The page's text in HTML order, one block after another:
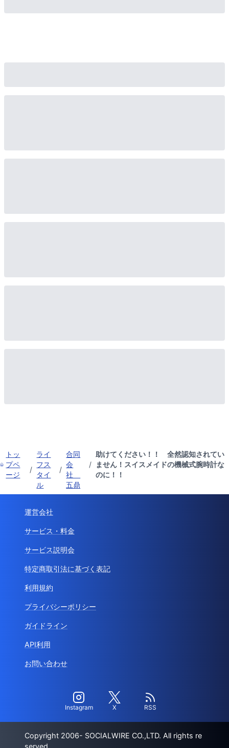
トッ
プペ
ージ
/
ライ
フス
タイ
ル
/
合同
会
社
五鼎
/
助けてください！！ 全然認知されてい
ません！スイスメイドの機械式腕時計な
のに！！
運営会社
サービス・料金
サービス説明会
特定商取引法に基づく表記
利用規約
プライバシーポリシー
ガイドライン
API利用
お問い合わせ
Instagram X RSS
Copyright 2006- SOCIALWIRE CO.,LTD. All rights re
served.